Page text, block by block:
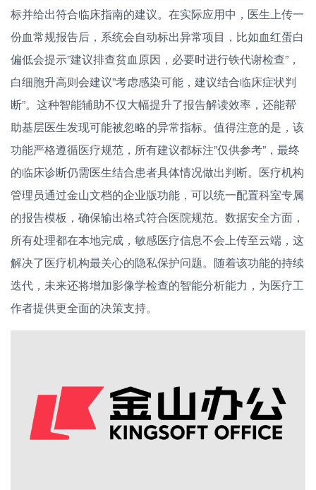
标并给出符合临床指南的建议。在实际应用中，医生上传一
份血常规报告后，系统会自动标出异常项目，比如血红蛋白
偏低会提示”建议排查贫血原因，必要时进行铁代谢检查”，
白细胞升高则会建议”考虑感染可能，建议结合临床症状判
断”。这种智能辅助不仅大幅提升了报告解读效率，还能帮
助基层医生发现可能被忽略的异常指标。值得注意的是，该
功能严格遵循医疗规范，所有建议都标注”仅供参考”，最终
的临床诊断仍需医生结合患者具体情况做出判断。医疗机构
管理员通过金山文档的企业版功能，可以统一配置科室专属
的报告模板，确保输出格式符合医院规范。数据安全方面，
所有处理都在本地完成，敏感医疗信息不会上传至云端，这
解决了医疗机构最关心的隐私保护问题。随着该功能的持续
迭代，未来还将增加影像学检查的智能分析能力，为医疗工
作者提供更全面的决策支持。